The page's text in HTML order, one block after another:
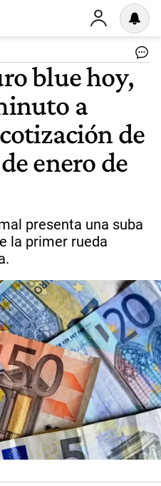
blue hoy,
a
de
enero de
presenta una suba
la primer rueda